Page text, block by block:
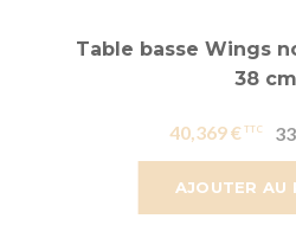
AJOUTER AU
Table basse Wings
38 cm
40,369 €